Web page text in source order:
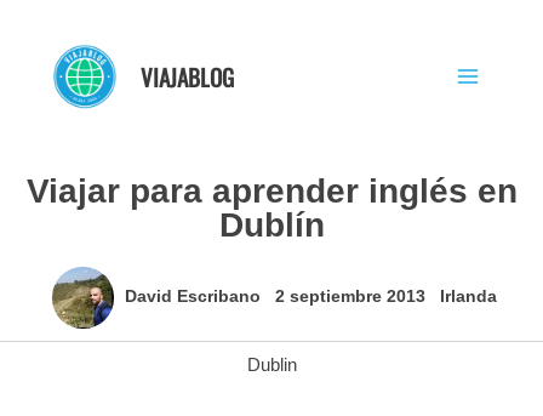
contenido
VIAJABLOG
Viajar para aprender inglés en
Dublín
David Escribano 2 septiembre 2013 Irlanda
Dublin